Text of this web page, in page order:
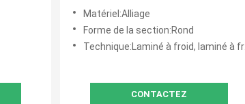
épaisseur 0,1-60 mm
Matériel:Alliage
Forme de la section:Rond
Technique:Laminé à froid, laminé à froid
CONTACTEZ